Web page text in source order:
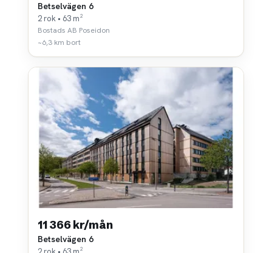
Betselvägen 6
2 rok • 63 m²
Bostads AB Poseidon
~6,3 km bort
11 366 kr/mån
Betselvägen 6